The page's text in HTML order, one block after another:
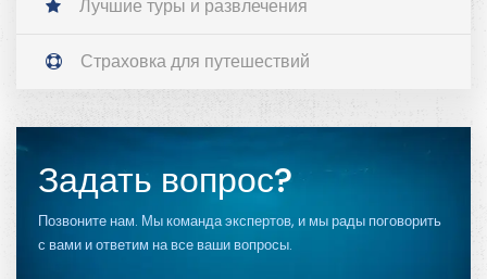
Лучшие туры и развлечения
Страховка для путешествий
Задать вопрос?
Позвоните нам. Мы команда экспертов, и мы рады поговорить
с вами и ответим на все ваши вопросы.